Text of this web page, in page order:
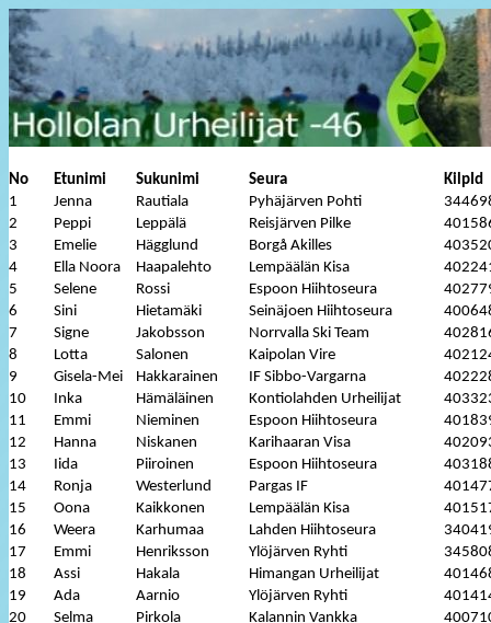
No Etunimi Sukunimi Seura
KilpId
1
Jenna Rautiala Pyhäjärven Pohti
2
Peppi Leppälä Reisjärven Pilke
3
Emelie Hägglund Borgå Akilles
4
Ella Noora Haapalehto Lempäälän Kisa
5
Selene Rossi Espoon Hiihtoseura
6
Sini Hietamäki Seinäjoen Hiihtoseura
7
Signe Jakobsson Norrvalla Ski Team
8
Lotta Salonen Kaipolan Vire
9
Gisela-Mei Hakkarainen IF Sibbo-Vargarna
10
Inka Hämäläinen Kontiolahden Urheilijat
11
Emmi Nieminen Espoon Hiihtoseura
12
Hanna Niskanen Karihaaran Visa
13
Iida Piiroinen Espoon Hiihtoseura
14
Ronja Westerlund Pargas IF
15
Oona Kaikkonen Lempäälän Kisa
16
Weera Karhumaa Lahden Hiihtoseura
17
Emmi Henriksson Ylöjärven Ryhti
18
Assi Hakala Himangan Urheilijat
19
Ada Aarnio Ylöjärven Ryhti
20
Selma Pirkola Kalannin Vankka